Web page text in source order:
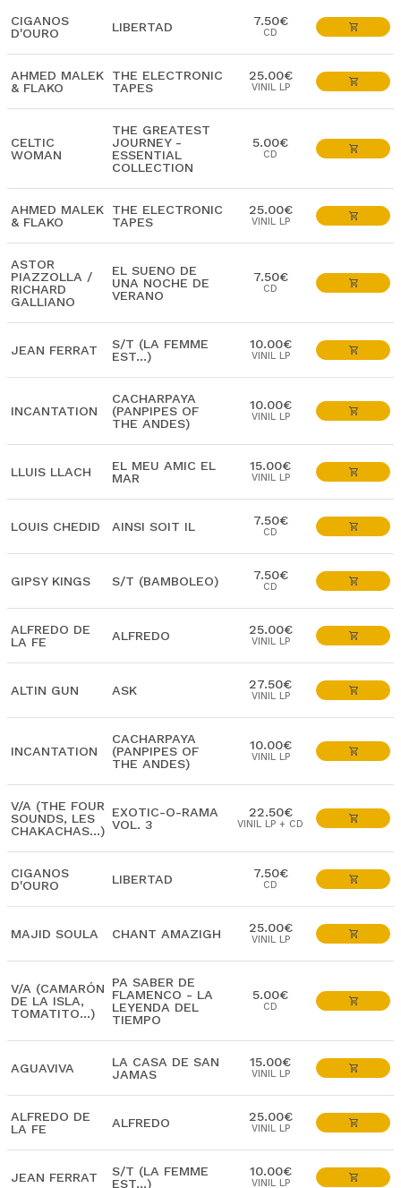
CIGANOS
D'OURO
LIBERTAD 7.50€
CD
AHMED MALEK
& FLAKO
THE ELECTRONIC
TAPES
25.00€
VINIL LP
CELTIC
WOMAN
THE GREATEST
JOURNEY -
ESSENTIAL
COLLECTION
5.00€
CD
AHMED MALEK
& FLAKO
THE ELECTRONIC
TAPES
25.00€
VINIL LP
ASTOR
PIAZZOLLA /
RICHARD
GALLIANO
EL SUENO DE
UNA NOCHE DE
VERANO
7.50€
CD
JEAN FERRAT
S/T (LA FEMME
EST...)
10.00€
VINIL LP
INCANTATION
CACHARPAYA
(PANPIPES OF
THE ANDES)
10.00€
VINIL LP
LLUIS LLACH
EL MEU AMIC EL
MAR
15.00€
VINIL LP
LOUIS CHEDID AINSI SOIT IL 7.50€
CD
GIPSY KINGS S/T (BAMBOLEO) 7.50€
CD
ALFREDO DE
LA FE
ALFREDO 25.00€
VINIL LP
ALTIN GUN ASK 27.50€
VINIL LP
INCANTATION
CACHARPAYA
(PANPIPES OF
THE ANDES)
10.00€
VINIL LP
V/A (THE FOUR
SOUNDS, LES
CHAKACHAS...)
EXOTIC-O-RAMA
VOL. 3
22.50€
VINIL LP + CD
CIGANOS
D'OURO
LIBERTAD 7.50€
CD
MAJID SOULA CHANT AMAZIGH 25.00€
VINIL LP
V/A (CAMARÓN
DE LA ISLA,
TOMATITO...)
PA SABER DE
FLAMENCO - LA
LEYENDA DEL
TIEMPO
5.00€
CD
AGUAVIVA
LA CASA DE SAN
JAMAS
15.00€
VINIL LP
ALFREDO DE
LA FE
ALFREDO 25.00€
VINIL LP
JEAN FERRAT
S/T (LA FEMME
EST...)
10.00€
VINIL LP